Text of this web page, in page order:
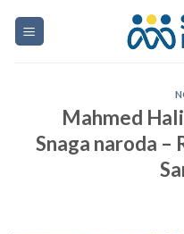
Mahmed
Snaga naroda –